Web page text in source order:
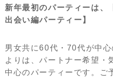
新年最初のパーティーは、
出会い編パーティー】
男女共に60代・70代が中
よりは、パートナー希望・
中心のパーティーです。ご